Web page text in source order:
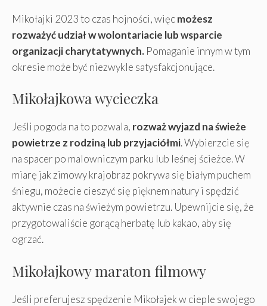
Mikołajki 2023 to czas hojności, więcmożesz
rozważyć udział w wolontariacie lub wsparcie
organizacji charytatywnych. Pomaganie innym w tym
okresie może być niezwykle satysfakcjonujące.
Mikołajkowa wycieczka
Jeśli pogoda na to pozwala, rozważ wyjazd na świeże
powietrze z rodziną lub przyjaciółmi. Wybierzcie się
na spacer po malowniczym parku lub leśnej ścieżce. W
miarę jak zimowy krajobraz pokrywa się białym puchem
śniegu, możecie cieszyć się pięknem natury i spędzić
aktywnie czas na świeżym powietrzu. Upewnijcie się, że
przygotowaliście gorącą herbatę lub kakao, aby się
ogrzać.
Mikołajkowy maraton filmowy
Jeśli preferujesz spędzenie Mikołajek w cieple swojego